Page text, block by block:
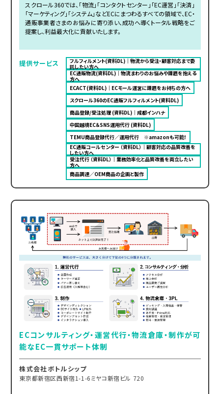
スクロール360では、「物流」「コンタクトセンター」「EC運営」「決済」
「マーケティング」「システム」などECにまつわるすべての領域で、EC・
通販事業者さまのお悩みに寄り添い、成功へ導くトータル戦略をご
提案し、利益最大化に貢献いたします。
提供サービス
フルフィルメント(資料DL)｜物流から受注・顧客対応まで委
託したい方へ
EC通販物流(資料DL)｜物流まわりのお悩みや課題を抱える
方へ
ECACT(資料DL)｜ECモール運営に課題をお持ちの方へ
スクロール360のEC通販フルフィルメント(資料DL)
商品登録/受注処理 (資料DL)｜成都インハナ
中国越境EC＆SNS運用代行 (資料DL)
TEMU商品登録代行／運用代行 ※amazonも可能！
EC通販コールセンター （資料DL）｜顧客対応の品質改善を
したい方へ
受注代行 （資料DL）｜業務効率化と品質改善を両立したい
方へ
商品調達／OEM商品の企画と製作
ECコンサルティング・運営代行・物流倉庫・制作が可
能なEC一貫サポート体制
株式会社ボトルシップ
東京都新宿区西新宿1-1-6ミヤコ新宿ビル 720